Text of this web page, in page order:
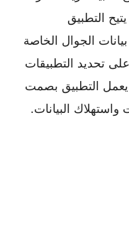
التطبيق
الجوال الخاصة
تحديد التطبيقات
يعمل التطبيق بصمت
واستهلاك البيانات.